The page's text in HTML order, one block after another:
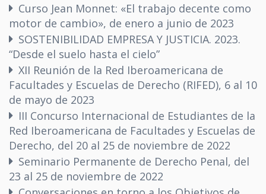
Curso Jean Monnet: «El trabajo decente como
motor de cambio», de enero a junio de 2023
SOSTENIBILIDAD EMPRESA Y JUSTICIA. 2023.
“Desde el suelo hasta el cielo”
XII Reunión de la Red Iberoamericana de
Facultades y Escuelas de Derecho (RIFED), 6 al 10
de mayo de 2023
III Concurso Internacional de Estudiantes de la
Red Iberoamericana de Facultades y Escuelas de
Derecho, del 20 al 25 de noviembre de 2022
Seminario Permanente de Derecho Penal, del
23 al 25 de noviembre de 2022